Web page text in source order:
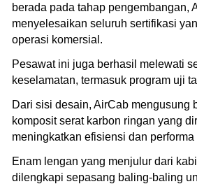
berada pada tahap pengembangan,
menyelesaikan seluruh sertifikasi
operasi komersial.
Pesawat ini juga berhasil melewati
keselamatan, termasuk program uji
Dari sisi desain, AirCab mengusung
komposit serat karbon ringan yang
meningkatkan efisiensi dan
Enam lengan yang menjulur dari
dilengkapi sepasang baling-baling